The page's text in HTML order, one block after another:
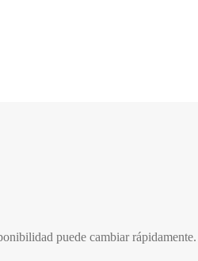
puede cambiar rápidamente.